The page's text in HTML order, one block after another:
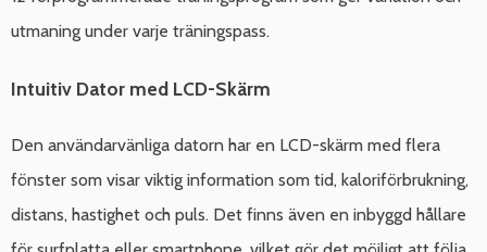
utmaning under varje träningspass.
Intuitiv Dator med LCD-Skärm
Den användarvänliga datorn har en LCD-skärm med flera
fönster som visar viktig information som tid, kaloriförbrukning,
distans, hastighet och puls. Det finns även en inbyggd hållare